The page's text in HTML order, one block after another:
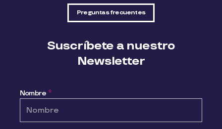
Preguntas frecuentes
Suscríbete a nuestro
Newsletter
Nombre *